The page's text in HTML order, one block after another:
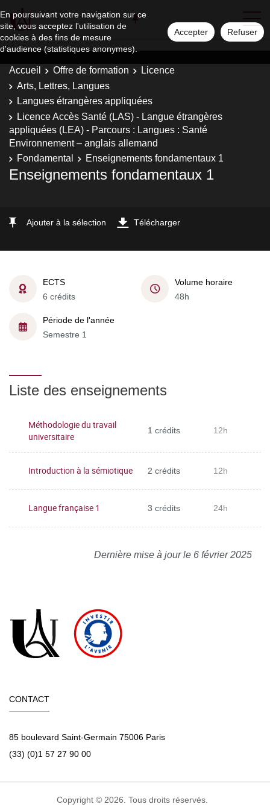
En poursuivant votre navigation sur ce
site, vous acceptez l'utilisation de
cookies à des fins de mesure
d'audience (statistiques anonymes).
Accepter Refuser
Accueil Offre de formation
Licence
Arts, Lettres, Langues
Langues étrangères appliquées
Licence Accès Santé (LAS) - Langue étrangères
appliquées (LEA) - Parcours : Langues : Santé
Environnement – anglais allemand
Fondamental
Enseignements fondamentaux 1
Enseignements fondamentaux 1
Ajouter à la sélection Télécharger
ECTS
6 crédits
Volume horaire
48h
Période de l'année
Semestre 1
Liste des enseignements
Méthodologie du travail
universitaire
1 crédits 12h
Introduction à la sémiotique 2 crédits 12h
Langue française 1 3 crédits 24h
Dernière mise à jour le 6 février 2025
CONTACT
85 boulevard Saint-Germain 75006 Paris
(33) (0)1 57 27 90 00
Copyright © 2026. Tous droits réservés.